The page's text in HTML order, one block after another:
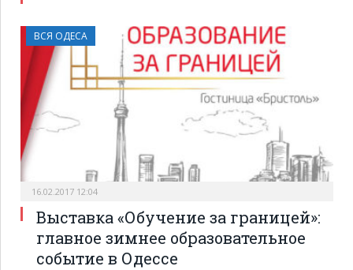
ВСЯ ОДЕСА
16.02.2017 12:04
Выставка «Обучение за границей»:
главное зимнее образовательное
событие в Одессе